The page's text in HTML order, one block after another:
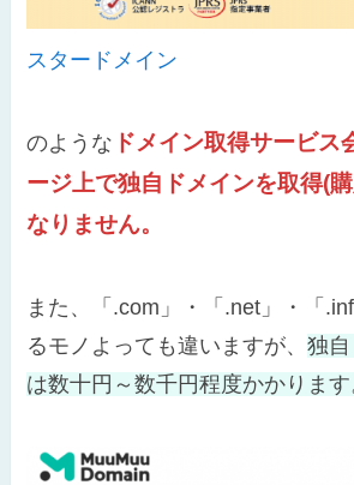
スタードメイン
のような ドメイン取得サービス
ージ上で独自ドメインを取得(
なりません。
また、「.com」・「.net」・「
るモノよっても違いますが、独
は数十円～数千円程度かかります